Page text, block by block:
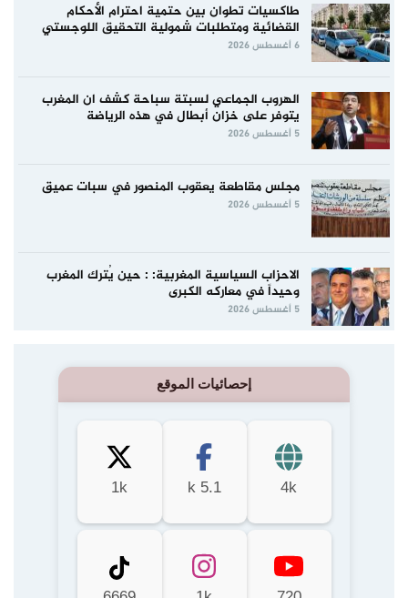
طاكسيات تطوان بين حتمية احترام الأحكام
القضائية ومتطلبات شمولية التحقيق اللوجستي
6 أغسطس 2026
الهروب الجماعي لسبتة سباحة كشف ان المغرب
يتوفر على خزان أبطال في هذه الرياضة
5 أغسطس 2026
مجلس مقاطعة يعقوب المنصور في سبات عميق
5 أغسطس 2026
الاحزاب السياسية المغربية: : حين يُترك المغرب
وحيداً في معاركه الكبرى
5 أغسطس 2026
إحصائيات الموقع
4k
5.1 k
1k